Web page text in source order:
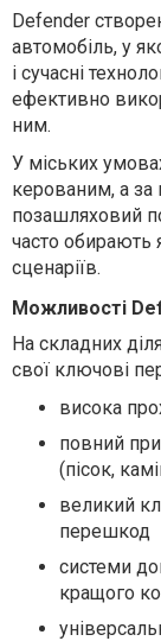
Defender
автомобіль, у
і сучасні
ефективно
ним.
У міських
керованим, а за
позашляховий
часто обирають
сценаріїв.
Можливості
На складних
свої ключові
висока
повний
(пісок,
великий
перешкод
системи
кращого